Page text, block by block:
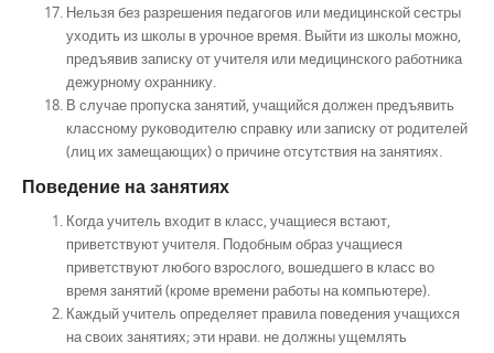
Нельзя без разрешения педагогов или медицинской сестры
уходить из школы в урочное время. Выйти из школы можно,
предъявив записку от учителя или медицинского работника
дежурному охраннику.
В случае пропуска занятий, учащийся должен предъявить
классному руководителю справку или записку от родителей
(лиц их замещающих) о причине отсутствия на занятиях.
Поведение на занятиях
Когда учитель входит в класс, учащиеся встают,
приветствуют учителя. Подобным образ учащиеся
приветствуют любого взрослого, вошедшего в класс во
время занятий (кроме времени работы на компьютере).
Каждый учитель определяет правила поведения учащихся
на своих занятиях; эти нрави. не должны ущемлять